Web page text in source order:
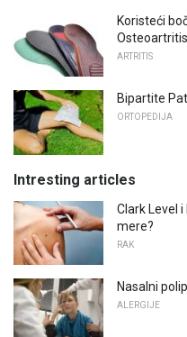
Koristeći
Osteoartritis
ARTRITIS
Bipartite
ORTOPEDIJA
Intresting articles
Clark Level
mere?
RAK
Nasalni
ALERGIJE